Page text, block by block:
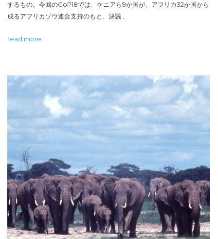
するもの。今回のCoP18では、ケニアら9か国が、アフリカ32か国から
成るアフリカゾウ連合支持のもと、決議…
read more